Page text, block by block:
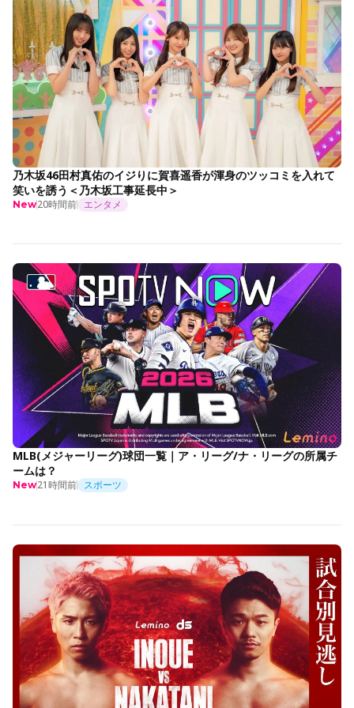
乃木坂46田村真佑のイジりに賀喜遥香が渾身のツッコミを入れて
笑いを誘う＜乃木坂工事延長中＞
New20時間前 エンタメ
MLB(メジャーリーグ)球団一覧｜ア・リーグ/ナ・リーグの所属チ
ームは？
New21時間前 スポーツ